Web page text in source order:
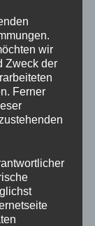
wir
Zweck der
Ferner